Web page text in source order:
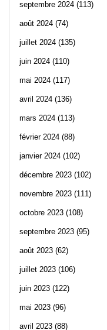
septembre 2024 (113)
août 2024 (74)
juillet 2024 (135)
juin 2024 (110)
mai 2024 (117)
avril 2024 (136)
mars 2024 (113)
février 2024 (88)
janvier 2024 (102)
décembre 2023 (102)
novembre 2023 (111)
octobre 2023 (108)
septembre 2023 (95)
août 2023 (62)
juillet 2023 (106)
juin 2023 (122)
mai 2023 (96)
avril 2023 (88)